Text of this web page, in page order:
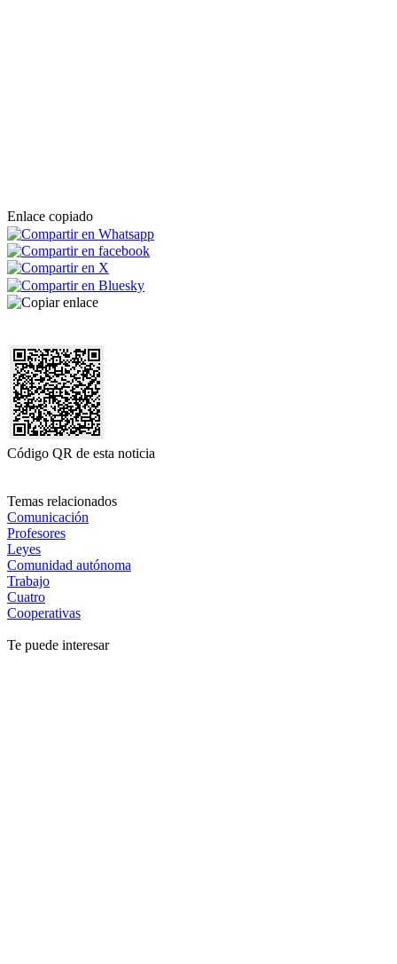
Enlace copiado
Código QR de esta noticia
Temas relacionados
Comunicación
Profesores
Leyes
Comunidad autónoma
Trabajo
Cuatro
Cooperativas
Te puede interesar